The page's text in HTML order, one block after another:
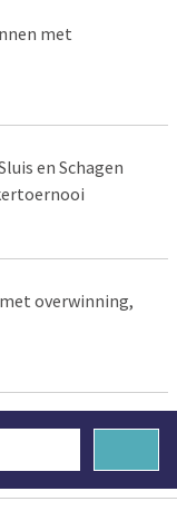
met
en Schagen
overwinning,